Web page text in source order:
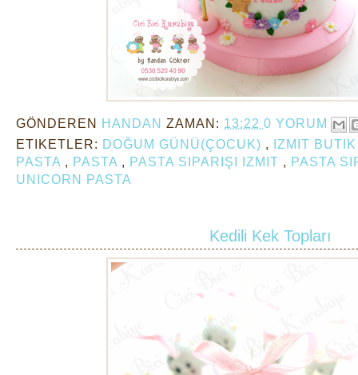
GÖNDEREN HANDAN ZAMAN: 13:22 0 YORUM
ETIKETLER: DOĞUM GÜNÜ(ÇOCUK) ,
IZMIT
PASTA , PASTA , PASTA SIPARIŞI IZMIT , PASTA
UNICORN PASTA
Kedili Kek Topları